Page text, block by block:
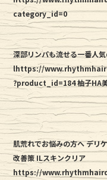
category_id=0
深部リンパも流せる一番人
lhttps://
?product_id=184 柚子HA
肌荒れでお悩みの方へ デリ
改善策 ILスキンクリア
https://